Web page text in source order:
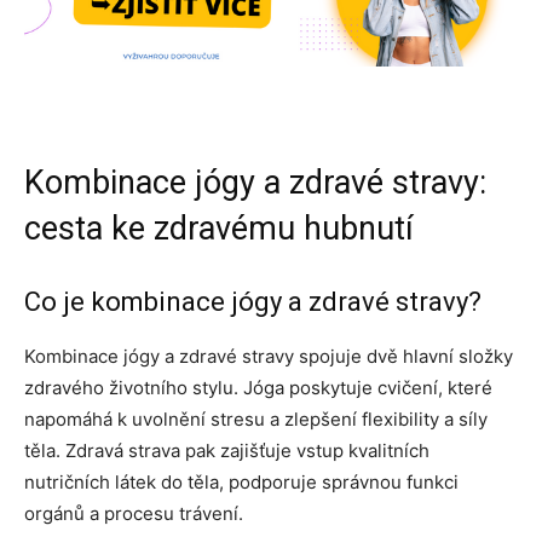
Kombinace jógy a zdravé stravy:
cesta ke zdravému hubnutí
Co je kombinace jógy a zdravé stravy?
Kombinace jógy a zdravé stravy spojuje dvě hlavní složky
zdravého životního stylu. Jóga poskytuje cvičení, které
napomáhá k uvolnění stresu a zlepšení flexibility a síly
těla. Zdravá strava pak zajišťuje vstup kvalitních
nutričních látek do těla, podporuje správnou funkci
orgánů a procesu trávení.